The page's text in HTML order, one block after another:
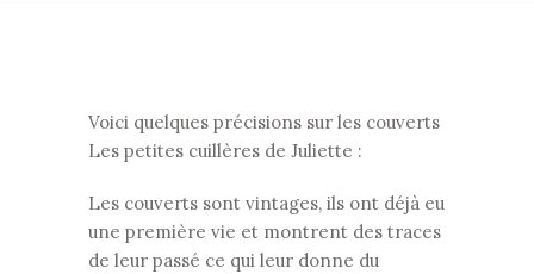
Voici quelques précisions sur les couverts
Les petites cuillères de Juliette :
Les couverts sont vintages, ils ont déjà eu
une première vie et montrent des traces
de leur passé ce qui leur donne du